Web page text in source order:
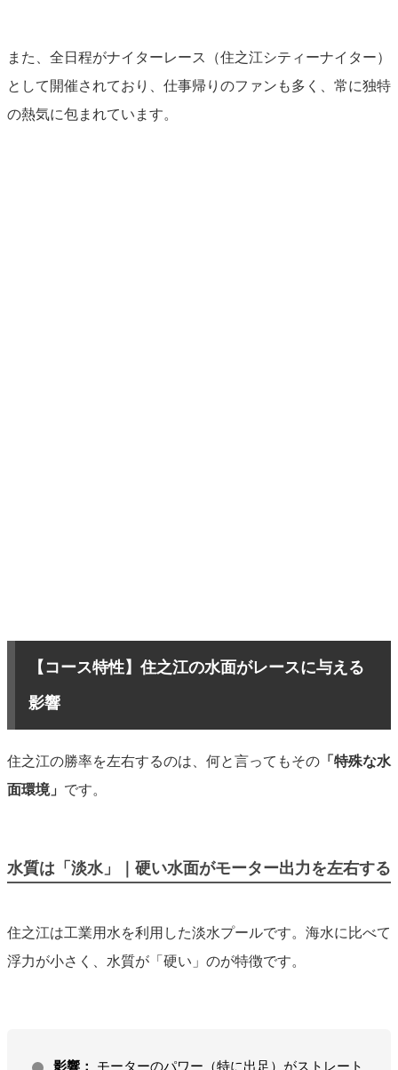
また、全日程がナイターレース（住之江シティーナイター）
として開催されており、仕事帰りのファンも多く、常に独特
の熱気に包まれています。
【コース特性】住之江の水面がレースに与える
影響
住之江の勝率を左右するのは、何と言ってもその 「特殊な水
面環境」 です。
水質は「淡水」｜硬い水面がモーター出力を左右する
住之江は工業用水を利用した淡水プールです。海水に比べて
浮力が小さく、水質が「硬い」のが特徴です。
影響： モーターのパワー（特に出足）がストレート